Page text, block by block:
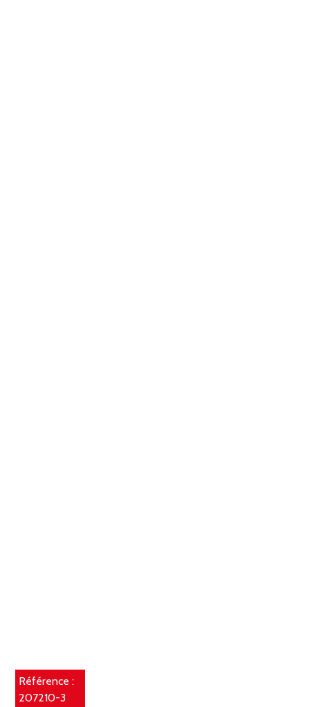
Référence :
207210-3